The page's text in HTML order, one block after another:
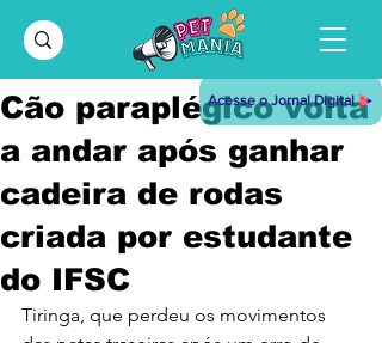
Acesse o Jornal Digital
Cão paraplégico volta
a andar após ganhar
cadeira de rodas
criada por estudante
do IFSC
Tiringa, que perdeu os movimentos